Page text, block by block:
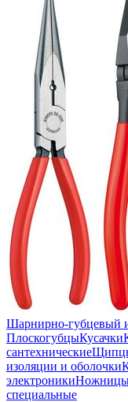
Шарнирно-губцевый
ПлоскогубцыКусачки
сантехнические
изоляции и оболочки
электроникиНожницы
специальные